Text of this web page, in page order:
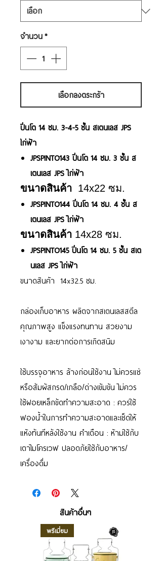
จำนวน*
เลือกลงตระกร้า
ปิ่นโต 14 ซม. 3-4-5 ชั้น สเตนเลส JPS
ไก่ฟ้า
JPSPINTO143 ปิ่นโต 14 ซม. 3 ชั้น ส
เตนเลส JPS ไก่ฟ้า
ขนาดสินค้า 14x22 ซม.
JPSPINTO144 ปิ่นโต 14 ซม. 4 ชั้น ส
เตนเลส JPS ไก่ฟ้า
ขนาดสินค้า 14x28 ซม.
JPSPINTO145 ปิ่นโต 14 ซม. 5 ชั้น สเต
นเลส JPS ไก่ฟ้า
ขนาดสินค้า 14x32.5 ซม.
กล่องเก็บอาหาร ผลิตจากสเตนเลสสตีล
คุณภาพสูง แข็งแรงทนทาน สวยงาม
เงางาม และยากต่อการเกิดสนิม
ใช้บรรจุอาหาร ล้างก่อนใช้งาน ไม่ควรแช่
หรือสัมผัสกรด/เกลือ/ด่างเข้มข้น ไม่ควร
ใช้ฝอยเหล็กขัดทำความสะอาด : ควรใช้
ฟองน้ำในการทำความสะอาดและเช็ดให้
แห้งทันทีหลังใช้งาน คำเตือน : ห้ามใช้กับ
เตาไมโครเวฟ ปลอดภัยใช้กับอาหาร/
เครื่องดื่ม
สินค้าอื่นๆ
พรีเมี่ยม